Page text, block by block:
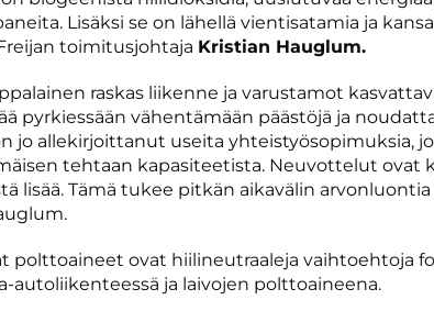
Lisäksi se on lähellä vientisatamia ja
toimitusjohtaja Kristian Hauglum.
raskas liikenne ja varustamot
pyrkiessään vähentämään päästöjä ja
jo allekirjoittanut useita yhteistyösopimuksia,
tehtaan kapasiteetista. Neuvottelut ovat
lisää. Tämä tukee pitkän aikavälin
polttoaineet ovat hiilineutraaleja vaihtoehtoja
autoliikenteessä ja laivojen polttoaineena.